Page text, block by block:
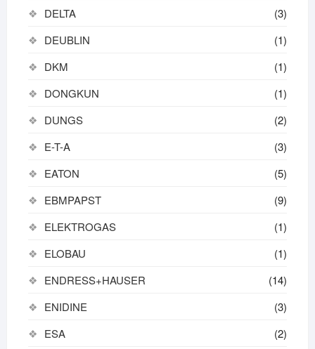
DELTA
(3)
DEUBLIN
(1)
DKM
(1)
DONGKUN
(1)
DUNGS
(2)
E-T-A
(3)
EATON
(5)
EBMPAPST
(9)
ELEKTROGAS
(1)
ELOBAU
(1)
ENDRESS+HAUSER
(14)
ENIDINE
(3)
ESA
(2)